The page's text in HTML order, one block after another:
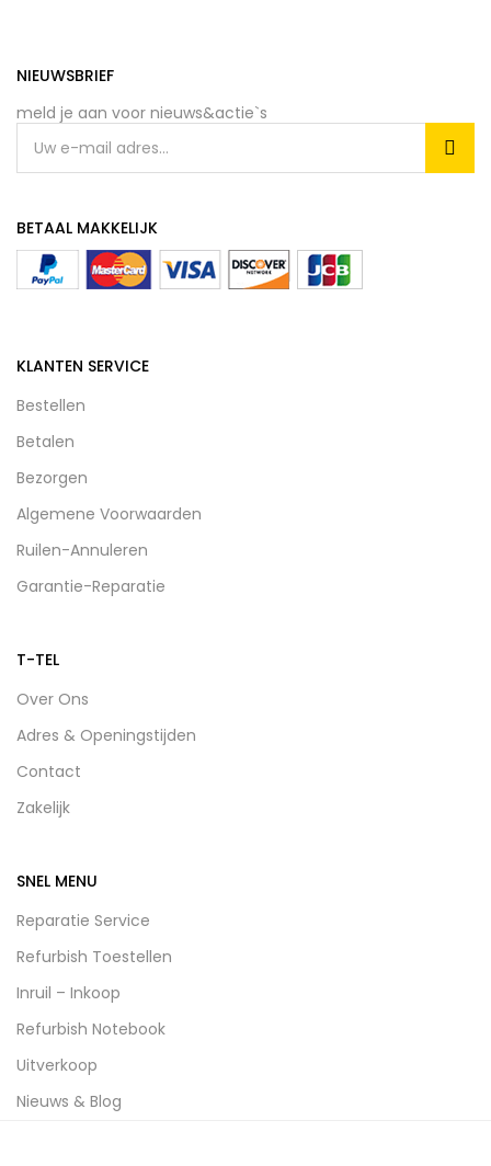
NIEUWSBRIEF
meld je aan voor nieuws&actie`s
BETAAL MAKKELIJK
KLANTEN SERVICE
Bestellen
Betalen
Bezorgen
Algemene Voorwaarden
Ruilen-Annuleren
Garantie-Reparatie
T-TEL
Over Ons
Adres & Openingstijden
Contact
Zakelijk
SNEL MENU
Reparatie Service
Refurbish Toestellen
Inruil – Inkoop
Refurbish Notebook
Uitverkoop
Nieuws & Blog